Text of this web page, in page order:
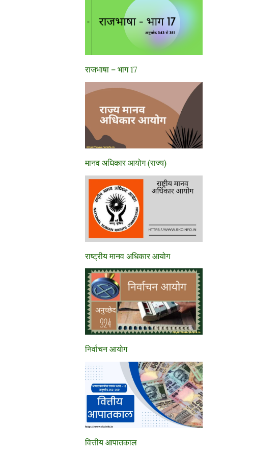
राजभाषा – भाग 17
मानव अधिकार आयोग (राज्य)
राष्ट्रीय मानव अधिकार आयोग
निर्वाचन आयोग
वित्तीय आपातकाल